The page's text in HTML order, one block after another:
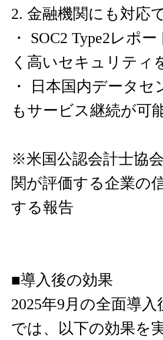
2. 金融機関にも対応
・ SOC2 Type2レポ
く高いセキュリティ
・ 日本国内データ
もサービス継続が可
※米国公認会計士協
関が評価する企業の
する報告
■導入後の効果
2025年9月の全面導
では、以下の効果を